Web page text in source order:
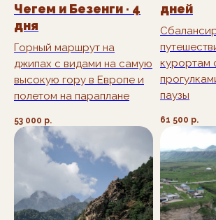
Чегем и Безенги · 4
дня
Горный маршрут на
джипах с видами на самую
высокую гору в Европе и
полетом на параплане
53 000 р.
дней
курортам
паузы
61 500 р.
В СРЕДНЕМ ГРУППА
НАБИРАЕТСЯ ЗА ДВЕ
НЕДЕЛИ.
БРОНИРУЙТЕ
МЕСТО ЗАРАНЕЕ